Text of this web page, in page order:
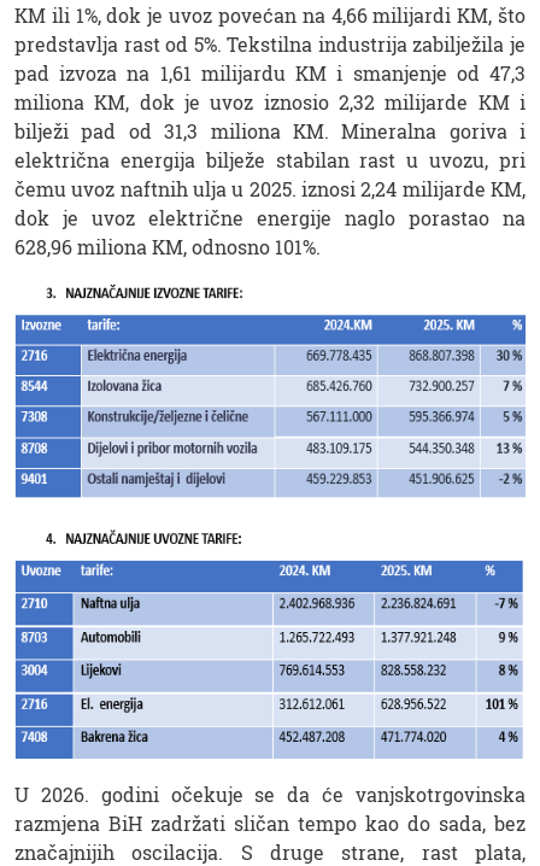
KM ili 1%, dok je uvoz povećan na 4,66 milijardi KM, što
predstavlja rast od 5%. Tekstilna industrija zabilježila je
pad izvoza na 1,61 milijardu KM i smanjenje od 47,3
miliona KM, dok je uvoz iznosio 2,32 milijarde KM i
bilježi pad od 31,3 miliona KM. Mineralna goriva i
električna energija bilježe stabilan rast u uvozu, pri
čemu uvoz naftnih ulja u 2025. iznosi 2,24 milijarde KM,
dok je uvoz električne energije naglo porastao na
628,96 miliona KM, odnosno 101%.
U 2026. godini očekuje se da će vanjskotrgovinska
razmjena BiH zadržati sličan tempo kao do sada, bez
značajnijih oscilacija. S druge strane, rast plata,